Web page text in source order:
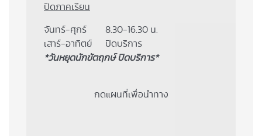
ปิดภาคเรียน
จันทร์-ศุกร์
8.30-16.30 น.
เสาร์-อาทิตย์
ปิดบริการ
*วันหยุดนักขัตฤกษ์ ปิดบริการ*
กดแผนที่เพื่อนำทาง